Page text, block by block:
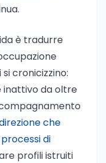
è tradurre
cronicizzino:
inattivo da oltre
che
di
profili istruiti